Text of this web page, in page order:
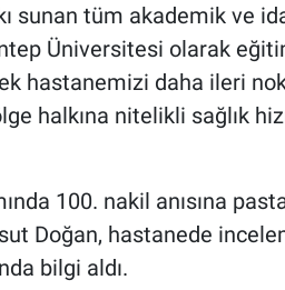
sunan tüm akademik ve
Üniversitesi olarak
hastanemizi daha ileri
halkına nitelikli sağlık
100. nakil anısına
Doğan, hastanede
bilgi aldı.